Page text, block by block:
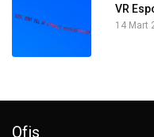
VR
14 Mart
Ofis